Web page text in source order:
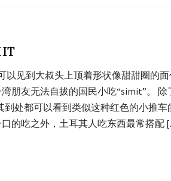
见到大叔头上顶着形状像甜甜圈的
朋友无法自拔的国民小吃“simit”。
处都可以看到类似这种红色的小推车
的吃之外，土耳其人吃东西最常搭